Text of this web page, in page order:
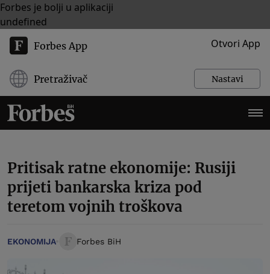
Forbes je bolji u aplikaciji
undefined
Forbes App Otvori App
Pretraživač Nastavi
Pritisak ratne ekonomije: Rusiji
prijeti bankarska kriza pod
teretom vojnih troškova
EKONOMIJA Forbes BiH